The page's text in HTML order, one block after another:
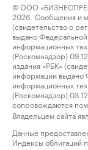
© ООО
2026. Сообщения и
(свидетельство о
выдано
информационных
(Роскомнадзор)
издания «РБК»
информации выдано
информационных
(Роскомнадзор)
сопровождаются
Владельцем сайта
Данные
Индексы облигаций